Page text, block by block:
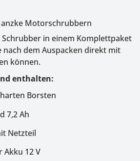
Motorschrubbern
Schrubber in einem Komplettpaket
nach dem Auspacken direkt mit
können.
enthalten:
Borsten
7,2 Ah
Netzteil
Akku 12 V